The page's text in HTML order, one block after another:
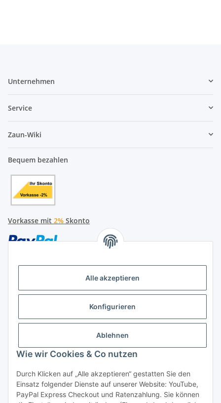
Alle akzeptieren
Konfigurieren
Ablehnen
Wie wir Cookies & Co nutzen
Durch Klicken auf „Alle akzeptieren“ gestatten Sie den
Einsatz folgender Dienste auf unserer Website: YouTube,
PayPal Express Checkout und Ratenzahlung. Sie können
Unternehmen
Service
Zaun-Wiki
Bequem bezahlen
Vorkasse mit 2% Skonto
Später bezahlen
Ratenzahlung
Hersteller